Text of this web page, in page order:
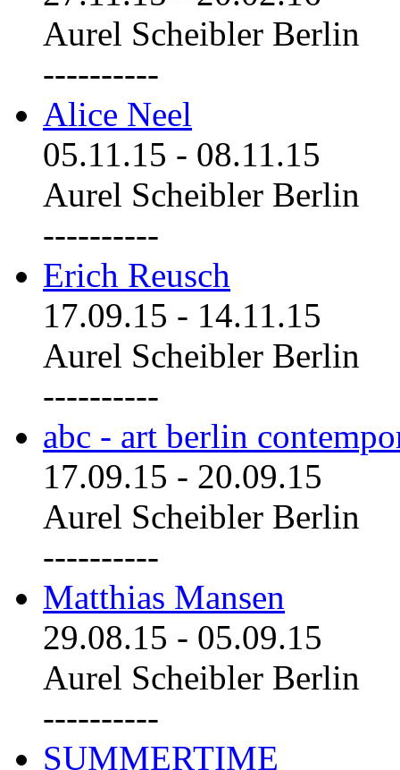
Aurel Scheibler Berlin
----------
Alice Neel
05.11.15 - 08.11.15
Aurel Scheibler Berlin
----------
Erich Reusch
17.09.15 - 14.11.15
Aurel Scheibler Berlin
----------
abc - art berlin
17.09.15 - 20.09.15
Aurel Scheibler Berlin
----------
Matthias Mansen
29.08.15 - 05.09.15
Aurel Scheibler Berlin
----------
SUMMERTIME